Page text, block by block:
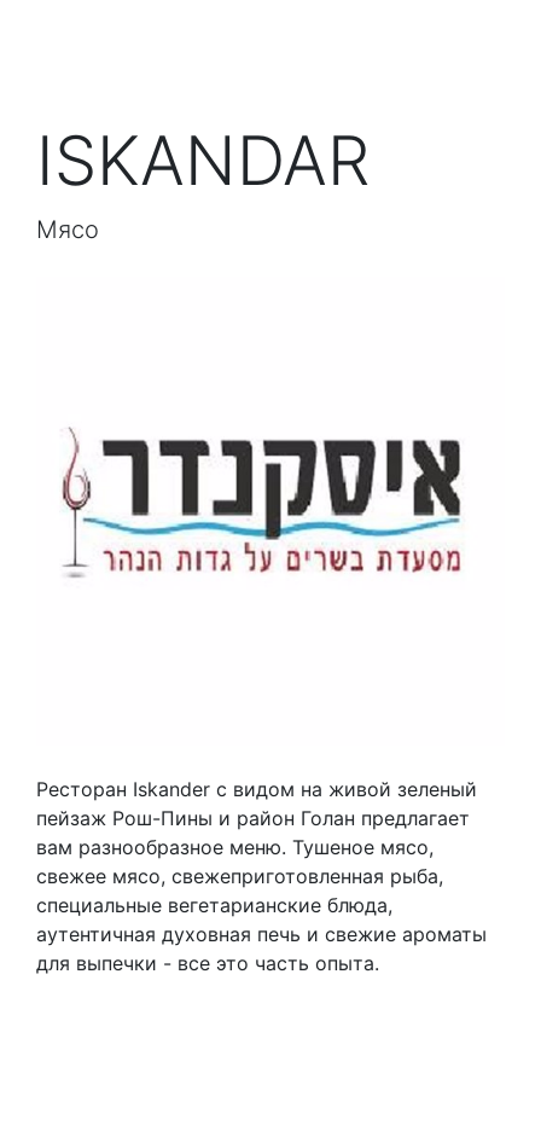
ISKANDAR
Мясо
Ресторан Iskander с видом на живой зеленый
пейзаж Рош-Пины и район Голан предлагает
вам разнообразное меню. Тушеное мясо,
свежее мясо, свежеприготовленная рыба,
специальные вегетарианские блюда,
аутентичная духовная печь и свежие ароматы
для выпечки - все это часть опыта.